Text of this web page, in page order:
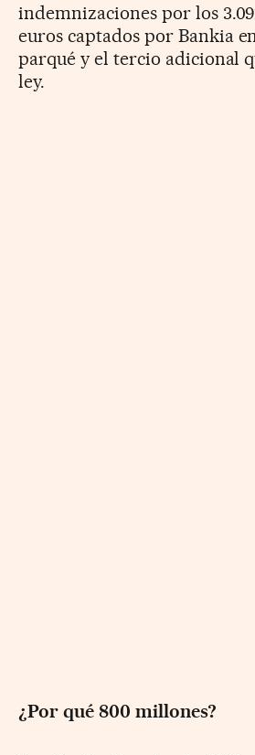
indemnizaciones por los
euros captados por Bankia
parqué y el tercio adicional
ley.
¿Por qué 800 millones?